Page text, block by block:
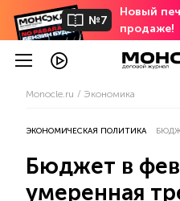
№7
Новый
продаже!
Monocle.ru Экономика
ЭКОНОМИЧЕСКАЯ ПОЛИТИКА
Бюджет в
умеренная